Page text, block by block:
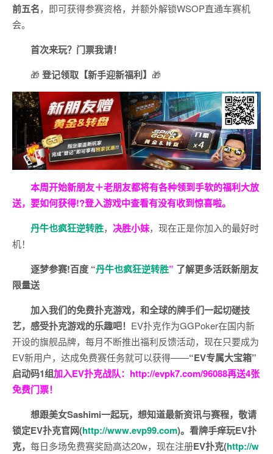
前五名，即可获得参赛资格，并额外解锁WSOP直通车赛机
会。
首次来玩？门票我请！
🎁 登记领取【新手迎新福利】 🎁
本周开始新朋友＋老朋友都将有各种领到手软的福利大放
送，要如何获得!?登入游戏中查看有没有收到惊喜啦。
丹牛也疯狂逆转胜， 决胜小妹，现在正是你加入的最好时
机！
逐梦参赛!百度 “丹牛也疯狂逆转胜” 了解更多活跃新朋友
限量送
加入我们的免费扑克游戏，和全球的牌手们一起切磋技
艺，感受扑克游戏的乐趣吧！ EV扑克作为GGPoker在国内新
开设的旗舰品牌，每月不断推出福利反馈活动，现在只要成为
EV新用户，达成免费赛任务就可以获得——“EV专属大宝箱”
启动码1组加入EV扑克战队： http://evpk7.com/96088再送4张
免费门票！
想跟美女Sashimi一起玩， 想知道最新资讯与赛程， 敬请
锁定EV扑克官网(http://www.evp99.com)。 看牌手痒玩EV扑
克， 每日多场免费赛奖励高达20w，现在注册EV扑克(http://w